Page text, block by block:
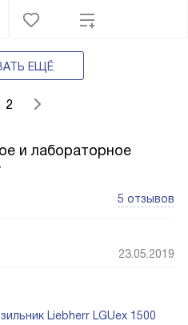
ЕЩЁ
2
и лабораторное
5 отзывов
23.05.2019
Liebherr LGUex 1500